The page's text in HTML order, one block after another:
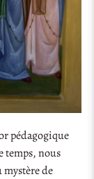
pédagogique
temps, nous
mystère de